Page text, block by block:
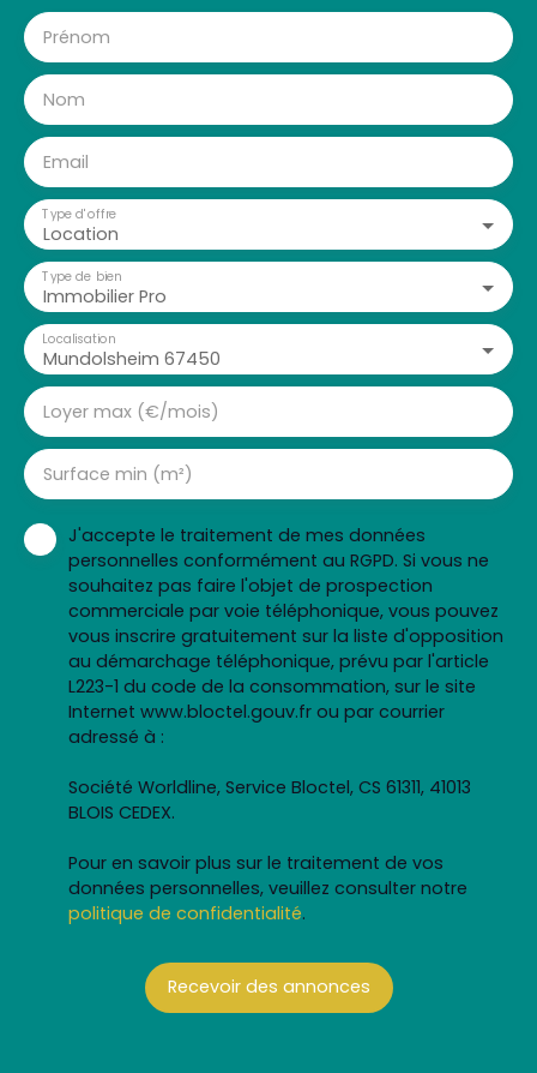
Prénom
Nom
Email
Location
Type d'offre
Immobilier Pro
Type de bien
Mundolsheim 67450
Localisation
Loyer max (€/mois)
Surface min (m²)
J'accepte le traitement de mes données
personnelles conformément au RGPD. Si vous ne
souhaitez pas faire l'objet de prospection
commerciale par voie téléphonique, vous pouvez
vous inscrire gratuitement sur la liste d'opposition
au démarchage téléphonique, prévu par l'article
L223-1 du code de la consommation, sur le site
Internet www.bloctel.gouv.fr ou par courrier
adressé à :
Société Worldline, Service Bloctel, CS 61311, 41013
BLOIS CEDEX.
Pour en savoir plus sur le traitement de vos
données personnelles, veuillez consulter notre
politique de confidentialité.
Recevoir des annonces